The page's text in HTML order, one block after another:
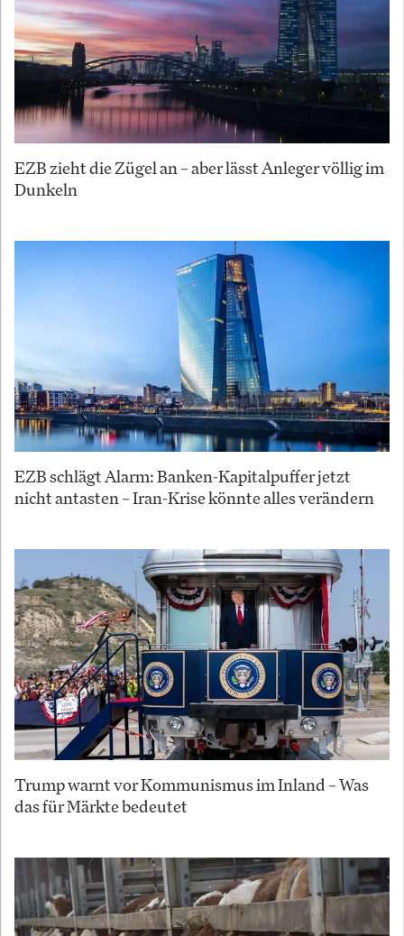
EZB zieht die Zügel an – aber lässt Anleger völlig im
Dunkeln
EZB schlägt Alarm: Banken-Kapitalpuffer jetzt
nicht antasten – Iran-Krise könnte alles verändern
Trump warnt vor Kommunismus im Inland – Was
das für Märkte bedeutet